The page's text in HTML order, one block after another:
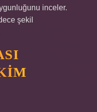
inceler.
şekil